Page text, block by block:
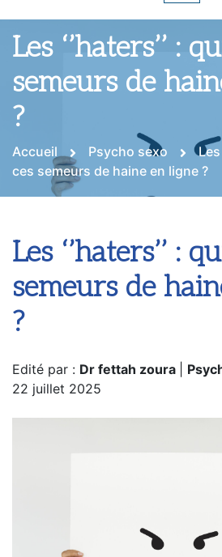
Les ‘’haters’’ :
semeurs de
?
Accueil Psycho sexo
Les
ces semeurs de haine en ligne ?
Les ‘’haters’’ :
semeurs de
?
Edité par : Dr fettah zoura
22 juillet 2025